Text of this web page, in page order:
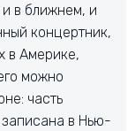
в ближнем, и
концертник,
в Америке,
можно
часть
записана в Нью-